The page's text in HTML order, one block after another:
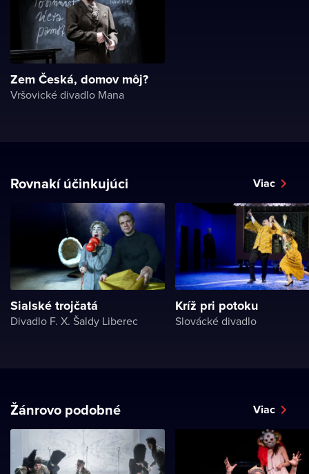
Zem Česká, domov môj?
Vršovické divadlo Mana
Rovnakí účinkujúci Viac
Sialské trojčatá
Divadlo F. X. Šaldy Liberec
Kríž pri potoku
Slovácké divadlo
Žánrovo podobné Viac